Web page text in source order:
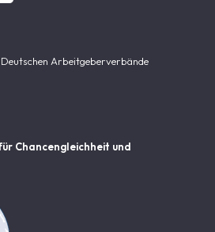
Arbeitgeberverbände
Chancen­gleichheit und